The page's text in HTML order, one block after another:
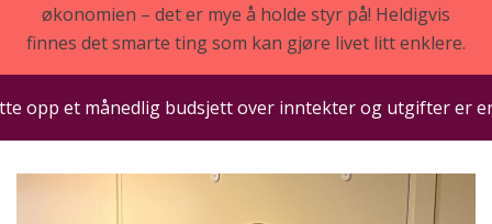
økonomien – det er mye å holde styr på! Heldigvis
finnes det smarte ting som kan gjøre livet litt enklere.
et månedlig budsjett over inntekter og utgifter er en